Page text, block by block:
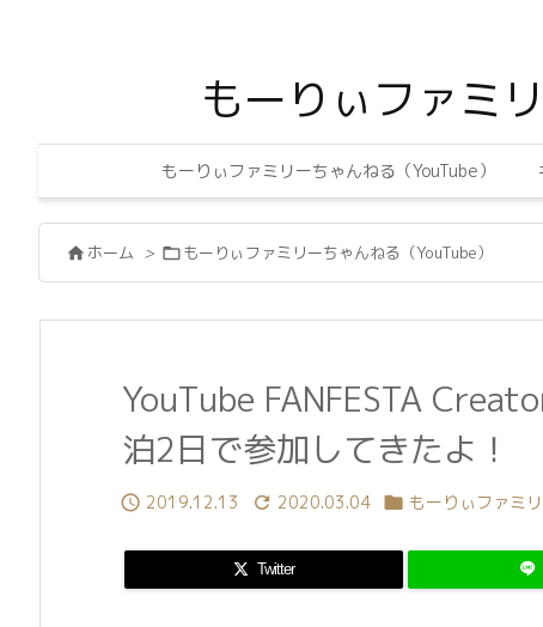
もーりぃファミ
もーりぃファミリーちゃんねる（YouTube）
 ホーム > もーりぃファミリーちゃんねる（YouTube）
YouTube FANFESTA
泊2日で参加してきたよ！
 2019.12.13  2020.03.04  もーりぃファミ
Twitter